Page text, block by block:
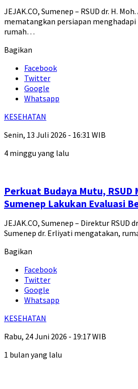
JEJAK.CO, Sumenep – RSUD dr. H.
mematangkan persiapan
rumah…
Bagikan
Facebook
Twitter
Google
Whatsapp
KESEHATAN
Senin, 13 Juli 2026 - 16:31 WIB
4 minggu yang lalu
Perkuat Budaya Mutu, RSUD
Sumenep Lakukan Evaluasi
JEJAK.CO, Sumenep – Direktur RSUD
Sumenep dr. Erliyati mengatakan,
Bagikan
Facebook
Twitter
Google
Whatsapp
KESEHATAN
Rabu, 24 Juni 2026 - 19:17 WIB
1 bulan yang lalu